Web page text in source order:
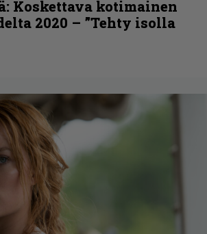
Koskettava kotimainen
2020 – ”Tehty isolla